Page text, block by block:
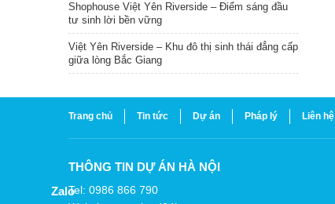
Shophouse Việt Yên Riverside – Điểm sáng đầu
tư sinh lời bền vững
Việt Yên Riverside – Khu đô thị sinh thái đẳng cấp
giữa lòng Bắc Giang
Trang chủ Tin tức Dự án Pháp lý Liên hệ
THÔNG TIN DỰ ÁN HÀ NỘI
Tel: 0986 866 790
Zalo